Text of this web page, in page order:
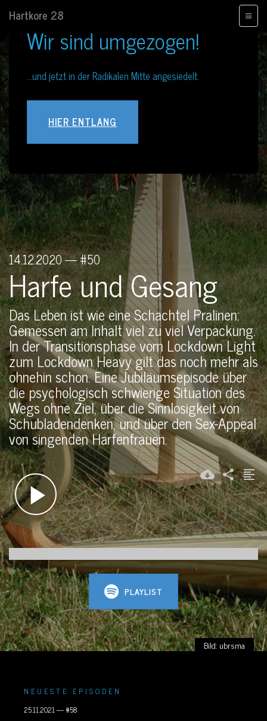
HOBB
ETZ!
Hartkore 28
Wir sind umgezogen!
...und jetzt in der Radikalen Mitte angesiedelt.
HIER ENTLANG
14.12.2020 — #50
Harfe und Gesang
Das Leben ist wie eine Schachtel Pralinen:
Gemessen am Inhalt viel zu viel Verpackung.
In der Transitionsphase vom Lockdown Light
zum Lockdown Heavy gilt das noch mehr als
ohnehin schon. Eine Jubiläumsepisode über
die psychologisch schwierige Situation des
Wegs ohne Ziel, über die Sinnlosigkeit von
Schubladendenken, und über den Sex-Appeal
von singenden Harfenfrauen.
PLAYLIST
Bild: ubrsma
NEUESTE EPISODEN
25.11.2021 — #58